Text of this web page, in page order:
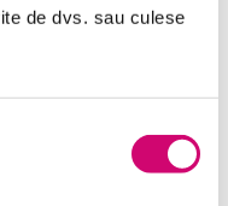
de dvs. sau culese